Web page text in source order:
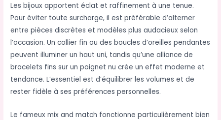
Les bijoux apportent éclat et raffinement à une tenue.
Pour éviter toute surcharge, il est préférable d’alterner
entre pièces discrètes et modèles plus audacieux selon
l’occasion. Un collier fin ou des boucles d’oreilles pendantes
peuvent illuminer un haut uni, tandis qu’une alliance de
bracelets fins sur un poignet nu crée un effet moderne et
tendance. L’essentiel est d’équilibrer les volumes et de
rester fidèle à ses préférences personnelles.
Le fameux mix and match fonctionne particulièrement bien